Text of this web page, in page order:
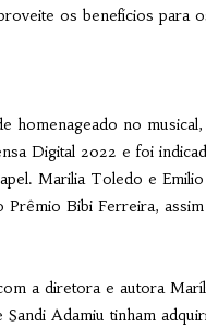
os benefícios para
homenageado no musical,
Digital 2022 e foi
Marilia Toledo e Emilio
Bibi Ferreira,
a diretora e autora
Adamiu tinham